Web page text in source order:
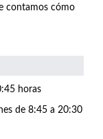
contamos cómo
horas
de 8:45 a 20:30